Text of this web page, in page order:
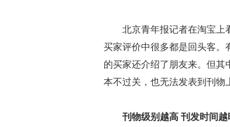
北京青年报记者在淘宝上
买家评价中很多都是回头客。
的买家还介绍了朋友来。但其
本不过关，也无法发表到刊物
刊物级别越高 刊发时间越